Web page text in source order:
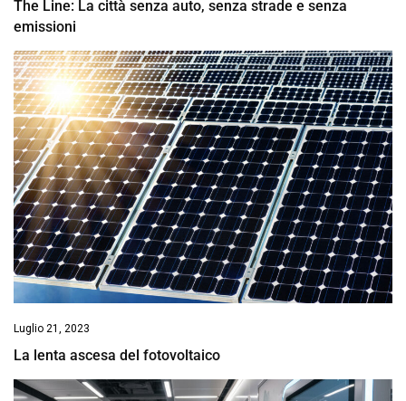
The Line: La città senza auto, senza strade e senza
emissioni
Luglio 21, 2023
La lenta ascesa del fotovoltaico